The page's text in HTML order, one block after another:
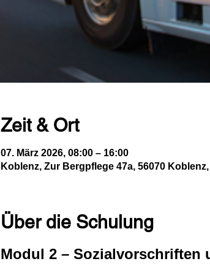
Zeit & Ort
07. März 2026, 08:00 – 16:00
Koblenz, Zur Bergpflege 47a, 56070
Über die Schulung
Modul 2 – Sozialvorschriften